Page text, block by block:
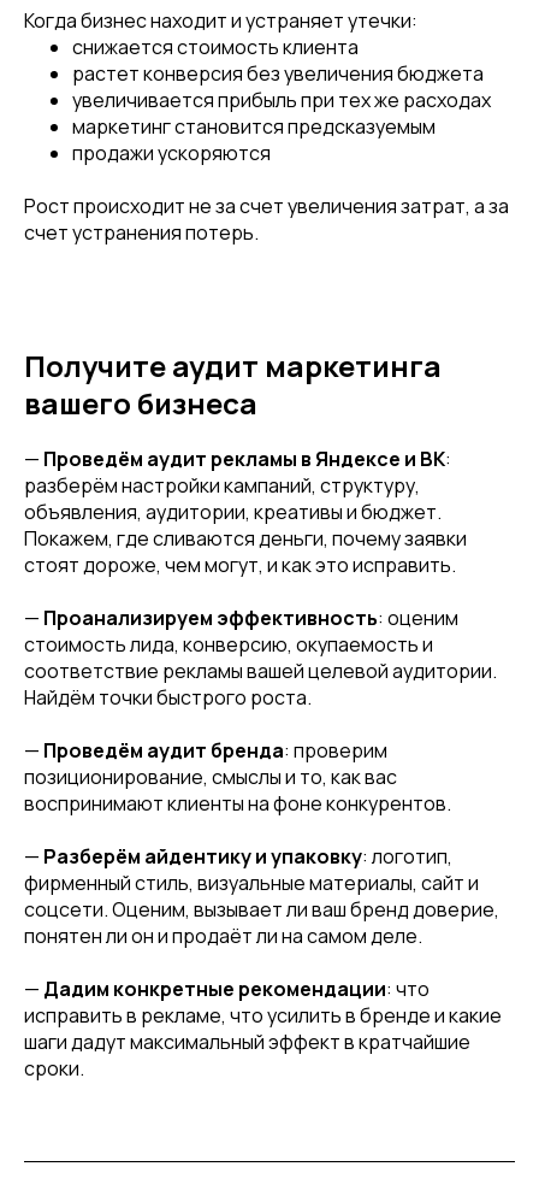
Когда бизнес находит и устраняет утечки:
снижается стоимость клиента
растет конверсия без увеличения бюджета
увеличивается прибыль при тех же расходах
маркетинг становится предсказуемым
продажи ускоряются
Рост происходит не за счет увеличения затрат, а за
счет устранения потерь.
Получите аудит маркетинга
вашего бизнеса
— Проведём аудит рекламы в Яндексе и ВК:
разберём настройки кампаний, структуру,
объявления, аудитории, креативы и бюджет.
Покажем, где сливаются деньги, почему заявки
стоят дороже, чем могут, и как это исправить.
— Проанализируем эффективность: оценим
стоимость лида, конверсию, окупаемость и
соответствие рекламы вашей целевой аудитории.
Найдём точки быстрого роста.
— Проведём аудит бренда: проверим
позиционирование, смыслы и то, как вас
воспринимают клиенты на фоне конкурентов.
— Разберём айдентику и упаковку: логотип,
фирменный стиль, визуальные материалы, сайт и
соцсети. Оценим, вызывает ли ваш бренд доверие,
понятен ли он и продаёт ли на самом деле.
— Дадим конкретные рекомендации: что
исправить в рекламе, что усилить в бренде и какие
шаги дадут максимальный эффект в кратчайшие
сроки.